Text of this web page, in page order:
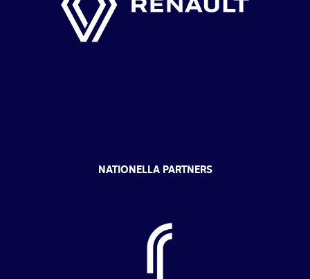
NATIONELLA PARTNERS